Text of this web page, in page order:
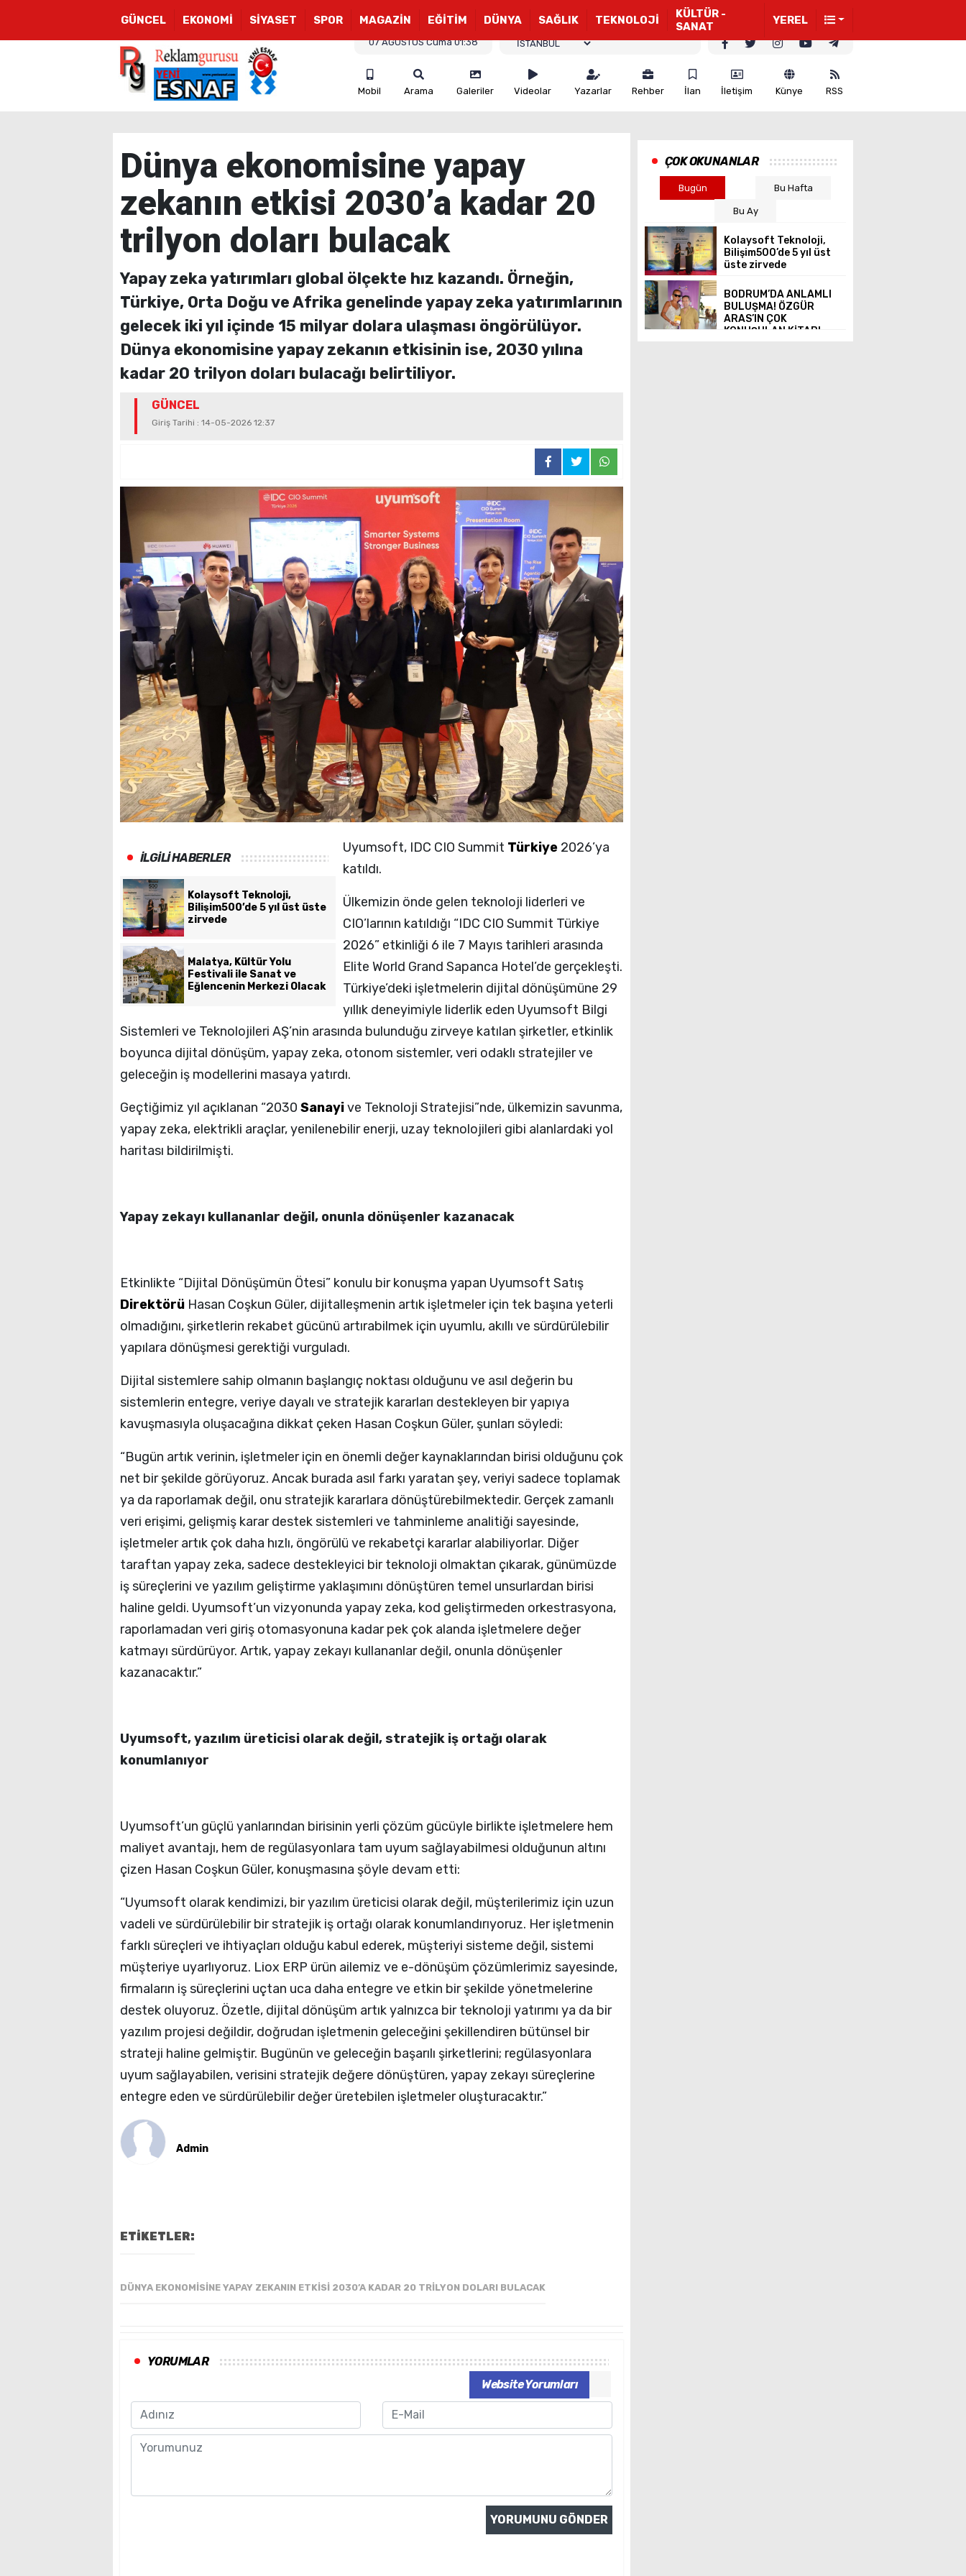
GÜNCEL EKONOMİ SİYASET SPOR MAGAZİN EĞİTİM DÜNYA SAĞLIK TEKNOLOJİ
KÜLTÜR -
SANAT
YEREL
07 AĞUSTOS Cuma 01:38
Mobil Arama Galeriler Videolar Yazarlar Rehber İlan İletişim Künye RSS
Dünya ekonomisine yapay
zekanın etkisi 2030’a kadar 20
trilyon doları bulacak
Yapay zeka yatırımları global ölçekte hız kazandı. Örneğin,
Türkiye, Orta Doğu ve Afrika genelinde yapay zeka yatırımlarının
gelecek iki yıl içinde 15 milyar dolara ulaşması öngörülüyor.
Dünya ekonomisine yapay zekanın etkisinin ise, 2030 yılına
kadar 20 trilyon doları bulacağı belirtiliyor.
GÜNCEL
Giriş Tarihi : 14-05-2026 12:37
İLGİLİ HABERLER
Kolaysoft Teknoloji,
Bilişim500’de 5 yıl üst üste
zirvede
Malatya, Kültür Yolu
Festivali ile Sanat ve
Eğlencenin Merkezi Olacak
Uyumsoft, IDC CIO Summit Türkiye 2026’ya
katıldı.
Ülkemizin önde gelen teknoloji liderleri ve
CIO’larının katıldığı “IDC CIO Summit Türkiye
2026” etkinliği 6 ile 7 Mayıs tarihleri arasında
Elite World Grand Sapanca Hotel’de gerçekleşti.
Türkiye’deki işletmelerin dijital dönüşümüne 29
yıllık deneyimiyle liderlik eden Uyumsoft Bilgi
Sistemleri ve Teknolojileri AŞ’nin arasında bulunduğu zirveye katılan şirketler, etkinlik
boyunca dijital dönüşüm, yapay zeka, otonom sistemler, veri odaklı stratejiler ve
geleceğin iş modellerini masaya yatırdı.
Geçtiğimiz yıl açıklanan “2030 Sanayive Teknoloji Stratejisi”nde, ülkemizin savunma,
yapay zeka, elektrikli araçlar, yenilenebilir enerji, uzay teknolojileri gibi alanlardaki yol
haritası bildirilmişti.
Yapay zekayı kullananlar değil, onunla dönüşenler kazanacak
Etkinlikte “Dijital Dönüşümün Ötesi” konulu bir konuşma yapan Uyumsoft Satış
Direktörü Hasan Coşkun Güler, dijitalleşmenin artık işletmeler için tek başına yeterli
olmadığını, şirketlerin rekabet gücünü artırabilmek için uyumlu, akıllı ve sürdürülebilir
yapılara dönüşmesi gerektiği vurguladı.
Dijital sistemlere sahip olmanın başlangıç noktası olduğunu ve asıl değerin bu
sistemlerin entegre, veriye dayalı ve stratejik kararları destekleyen bir yapıya
kavuşmasıyla oluşacağına dikkat çeken Hasan Coşkun Güler, şunları söyledi:
“Bugün artık verinin, işletmeler için en önemli değer kaynaklarından birisi olduğunu çok
net bir şekilde görüyoruz. Ancak burada asıl farkı yaratan şey, veriyi sadece toplamak
ya da raporlamak değil, onu stratejik kararlara dönüştürebilmektedir. Gerçek zamanlı
veri erişimi, gelişmiş karar destek sistemleri ve tahminleme analitiği sayesinde,
işletmeler artık çok daha hızlı, öngörülü ve rekabetçi kararlar alabiliyorlar. Diğer
taraftan yapay zeka, sadece destekleyici bir teknoloji olmaktan çıkarak, günümüzde
iş süreçlerini ve yazılım geliştirme yaklaşımını dönüştüren temel unsurlardan birisi
haline geldi. Uyumsoft’un vizyonunda yapay zeka, kod geliştirmeden orkestrasyona,
raporlamadan veri giriş otomasyonuna kadar pek çok alanda işletmelere değer
katmayı sürdürüyor. Artık, yapay zekayı kullananlar değil, onunla dönüşenler
kazanacaktır.”
Uyumsoft, yazılım üreticisi olarak değil, stratejik iş ortağı olarak
konumlanıyor
Uyumsoft’un güçlü yanlarından birisinin yerli çözüm gücüyle birlikte işletmelere hem
maliyet avantajı, hem de regülasyonlara tam uyum sağlayabilmesi olduğunun altını
çizen Hasan Coşkun Güler, konuşmasına şöyle devam etti:
“Uyumsoft olarak kendimizi, bir yazılım üreticisi olarak değil, müşterilerimiz için uzun
vadeli ve sürdürülebilir bir stratejik iş ortağı olarak konumlandırıyoruz. Her işletmenin
farklı süreçleri ve ihtiyaçları olduğu kabul ederek, müşteriyi sisteme değil, sistemi
müşteriye uyarlıyoruz. Liox ERP ürün ailemiz ve e-dönüşüm çözümlerimiz sayesinde,
firmaların iş süreçlerini uçtan uca daha entegre ve etkin bir şekilde yönetmelerine
destek oluyoruz. Özetle, dijital dönüşüm artık yalnızca bir teknoloji yatırımı ya da bir
yazılım projesi değildir, doğrudan işletmenin geleceğini şekillendiren bütünsel bir
strateji haline gelmiştir. Bugünün ve geleceğin başarılı şirketlerini; regülasyonlara
uyum sağlayabilen, verisini stratejik değere dönüştüren, yapay zekayı süreçlerine
entegre eden ve sürdürülebilir değer üretebilen işletmeler oluşturacaktır.”
Admin
ETİKETLER:
DÜNYA EKONOMISINE YAPAY ZEKANIN ETKISI 2030’A KADAR 20 TRILYON DOLARI BULACAK
YORUMLAR
Website Yorumları
Name
Email
Comment
ÇOK OKUNANLAR
Bugün Bu Hafta
Bu Ay
Kolaysoft Teknoloji,
Bilişim500’de 5 yıl üst
üste zirvede
BODRUM’DA ANLAMLI
BULUŞMA! ÖZGÜR
ARAS’IN ÇOK
KONUŞULAN KİTABI